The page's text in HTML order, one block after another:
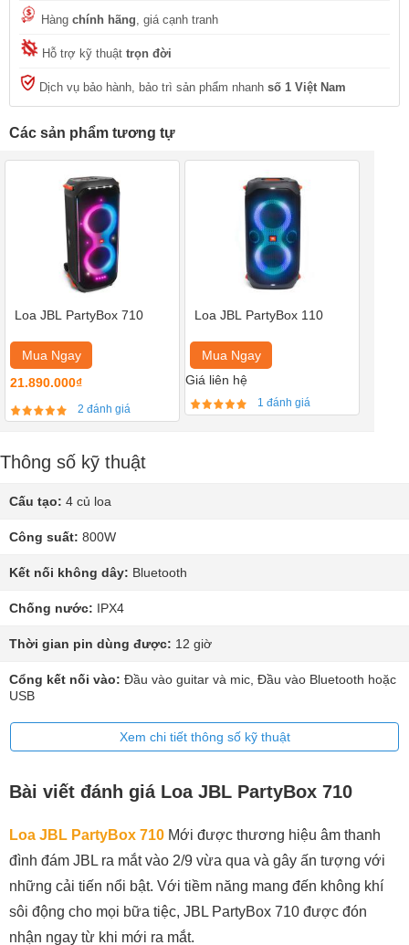
Hàng chính hãng, giá cạnh tranh
Hỗ trợ kỹ thuật trọn đời
Dịch vụ bảo hành, bảo trì sản phẩm nhanh số 1 Việt Nam
Các sản phẩm tương tự
Loa JBL PartyBox 710
Mua Ngay
21.890.000₫
2 đánh giá
Loa JBL PartyBox 110
Mua Ngay
Giá liên hệ
1 đánh giá
Thông số kỹ thuật
Cấu tạo: 4 củ loa
Công suất: 800W
Kết nối không dây: Bluetooth
Chống nước: IPX4
Thời gian pin dùng được: 12 giờ
Cổng kết nối vào: Đầu vào guitar và mic, Đầu vào Bluetooth hoặc
USB
Xem chi tiết thông số kỹ thuật
Bài viết đánh giá Loa JBL PartyBox 710
Loa JBL PartyBox 710 Mới được thương hiệu âm thanh
đình đám JBL ra mắt vào 2/9 vừa qua và gây ấn tượng với
những cải tiến nổi bật. Với tiềm năng mang đến không khí
sôi động cho mọi bữa tiệc, JBL PartyBox 710 được đón
nhận ngay từ khi mới ra mắt.